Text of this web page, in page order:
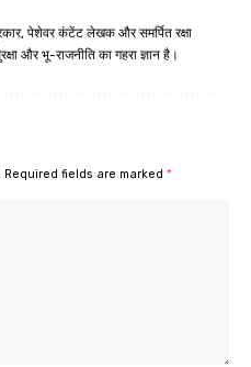
पेशेवर कंटेंट लेखक और समर्पित रक्षा
और भू-राजनीति का गहरा ज्ञान है।
Required fields are marked *